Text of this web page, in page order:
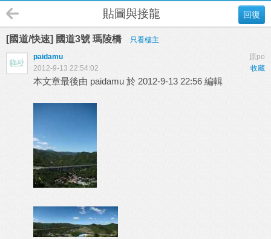
回復
貼圖與接龍
[國道/快速] 國道3號 瑪陵橋
只看樓主
原po
paidamu
收藏
2012-9-13 22:54:02
本文章最後由 paidamu 於 2012-9-13 22:56 編輯